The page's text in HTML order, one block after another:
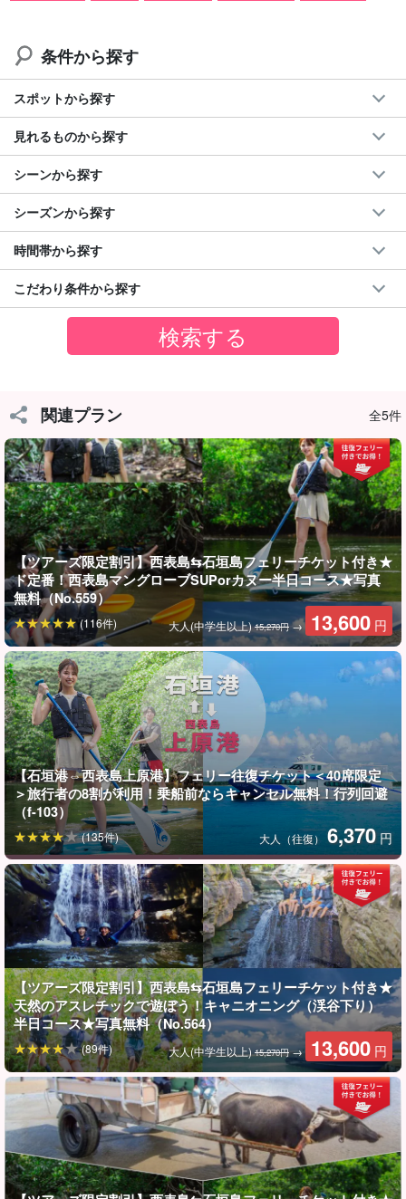
◆石垣島から日帰り参加OK
◆早期予約者だけが行ける大人気スポット
◆短時間で充実した体験が可能！
◆体力がない方や初心者も安心して楽しめる
◆「竹富町観光案内人
◆ベテランガイドのサポート付き
◆面倒な立入申請が不要
＊他予約サイトでは原則ご自身での申請が必要です
◆午前中に楽しんだ後でも参加可能
島の90%以上が亜熱帯ジャングル！
安定感抜群で安心☆マングローブカヌー
使用するカヌーは安定性抜群で、初心者でもすぐに乗れるように
なりますので、気軽に参加してみてください。
1人乗り、2人乗りとあるので、小さいお子様がいらっしゃる場合
は2人乗りがおすすめです！
こんな方に...
◆お子様連れの方
◆体力に自信の無い方
◆午後から西表島で遊びたい方
◆比較的空いてる時間に楽しみたい方
◆石垣島から日帰りで西表島行きたい方
ピナイサーラの滝
条件から探す
スポットから探す
見れるものから探す
シーンから探す
シーズンから探す
時間帯から探す
こだわり条件から探す
関連プラン 全5件
【ツアーズ限定割引】西表島⇆石垣島フェリーチケット付き★
ド定番！西表島マングローブSUPorカヌー半日コース★写真
無料（No.559）
大人(中学生以上)15,270円→ 13,600 円
(116件)
【石垣港⇔西表島上原港】フェリー往復チケット＜40席限定
＞旅行者の8割が利用！乗船前ならキャンセル無料！行列回避
（f-103）
大人（往復） 6,370 円
(135件)
【ツアーズ限定割引】西表島⇆石垣島フェリーチケット付き★
天然のアスレチックで遊ぼう！キャニオニング（渓谷下り）
半日コース★写真無料（No.564）
大人(中学生以上) 15,270円→ 13,600 円
(89件)